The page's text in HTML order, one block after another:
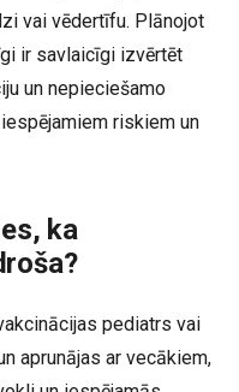
vai vēdertīfu. Plānojot
ir savlaicīgi izvērtēt
un nepieciešamo
riskiem un
ka
pediatrs vai
aprunājas ar vecākiem,